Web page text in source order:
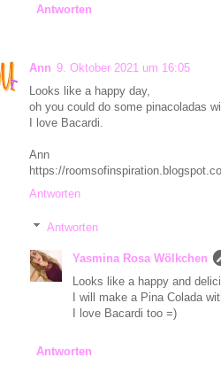
Antworten
Ann 9. Oktober 2021 um 16:05
Looks like a happy day,
oh you could do some pinacoladas
I love Bacardi.
Ann
https://
Antworten
Antworten
Yasmina Rosa Wölkchen
Looks like a happy and
I will make a Pina Colada
I love Bacardi too =)
Antworten